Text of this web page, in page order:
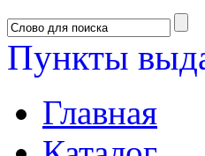
Пункты
Главная